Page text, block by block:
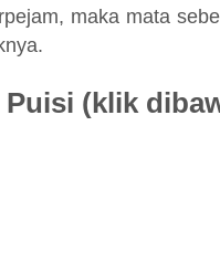
maka mata
Puisi (klik